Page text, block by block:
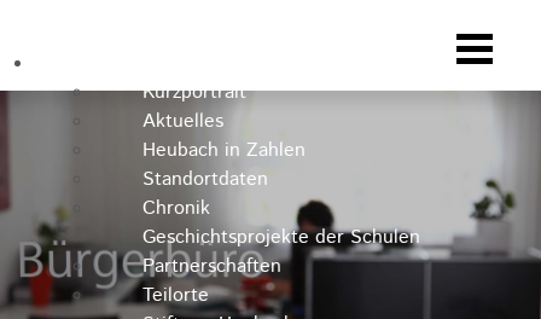
Kurzportrait
Aktuelles
Heubach in Zahlen
Standortdaten
Chronik
Geschichtsprojekte der Schulen
Partnerschaften
Teilorte